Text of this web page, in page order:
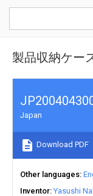
製品収納ケー
Japan
Download PDF
Other languages
Inventor Yasushi